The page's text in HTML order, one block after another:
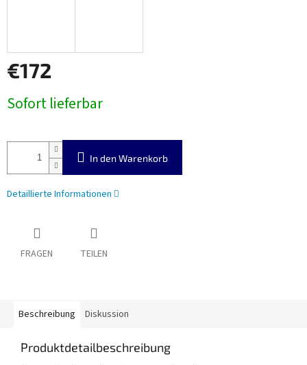
€172
Sofort lieferbar
In den Warenkorb
Detaillierte Informationen
FRAGEN TEILEN
Beschreibung Diskussion
Produktdetailbeschreibung